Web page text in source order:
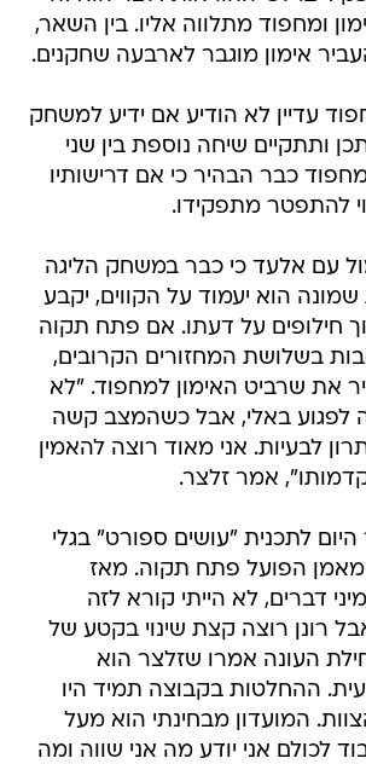
ומחפוד מתלווה אליו. בין השאר,
אימון מוגבר לארבעה שחקנים.
עדיין לא הודיע אם ידיע למשחק
ותתקיים שיחה נוספת בין שני
כבר הבהיר כי אם דרישותיו
להתפטר מתפקידו.
עם אלעד כי כבר במשחק הליגה
שמונה הוא יעמוד על הקווים, יקבע
חילופים על דעתו. אם פתח תקוה
בשלושת המחזורים הקרובים,
את שרביט האימון למחפוד. "לא
לפגוע באלי, אבל כשהמצב קשה
לבעיות. אני מאוד רוצה להאמין
אמר זלצר.
לתכנית "עושים ספורט" בגלי
מאמן הפועל פתח תקוה. מאז
דברים, לא הייתי קורא לזה
רונן רוצה קצת שינוי בקטע של
העונה אמרו שזלצר הוא
ההחלטות בקבוצה תמיד היו
המועדון מבחינתי הוא מעל
לכולם אני יודע מה אני שווה ומה